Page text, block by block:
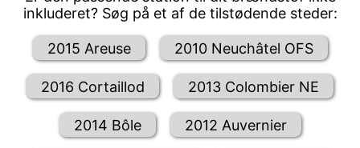
inkluderet? Søg på et af de tilstødende steder:
2015 Areuse 2010 Neuchâtel OFS
2016 Cortaillod 2013 Colombier NE
2014 Bôle 2012 Auvernier